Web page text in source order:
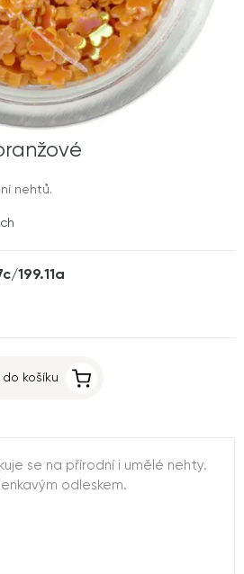
nehtů.
199.11a
košíku
se na přírodní i umělé nehty.
odleskem.